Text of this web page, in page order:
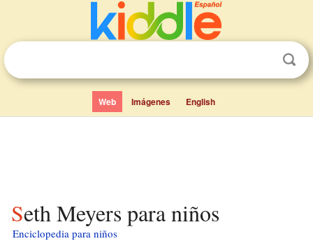
Web Imágenes English
Seth Meyers para niños
Enciclopedia para niños